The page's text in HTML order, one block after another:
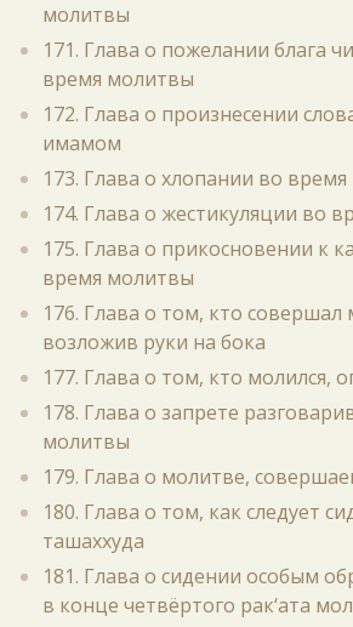
молитвы
171. Глава о пожелании блага
время молитвы
172. Глава о произнесении
имамом
173. Глава о хлопании во
174. Глава о жестикуляции во
175. Глава о прикосновении к
время молитвы
176. Глава о том, кто совершал
возложив руки на бока
177. Глава о том, кто молился,
178. Глава о запрете
молитвы
179. Глава о молитве,
180. Глава о том, как следует
ташаххуда
181. Глава о сидении особым
в конце четвёртого рак‘ата